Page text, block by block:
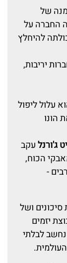
של
החברה על
להיחלץ
יריבות,
עלול ליפול
הונו
ג'ורנלעקב
הכוח,
-
ושל
יזמים
לבלתי